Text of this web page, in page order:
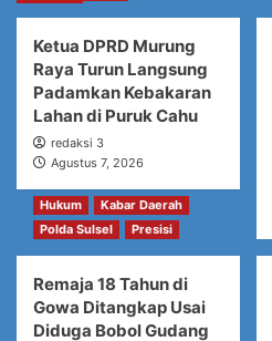
Ketua DPRD Murung
Raya Turun Langsung
Padamkan Kebakaran
Lahan di Puruk Cahu
redaksi 3
Agustus 7, 2026
Hukum
Kabar Daerah
Polda Sulsel
Presisi
Remaja 18 Tahun di
Gowa Ditangkap Usai
Diduga Bobol Gudang